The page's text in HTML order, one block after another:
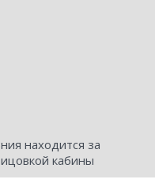
находится за
кабины